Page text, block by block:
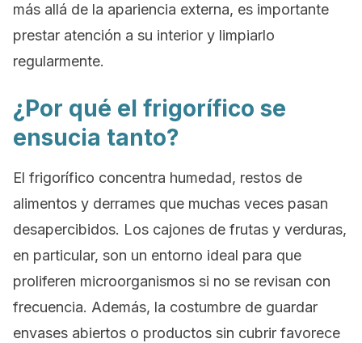
más allá de la apariencia externa, es importante
prestar atención a su interior y limpiarlo
regularmente.
¿Por qué el frigorífico se
ensucia tanto?
El frigorífico concentra humedad, restos de
alimentos y derrames que muchas veces pasan
desapercibidos. Los cajones de frutas y verduras,
en particular, son un entorno ideal para que
proliferen microorganismos si no se revisan con
frecuencia. Además, la costumbre de guardar
envases abiertos o productos sin cubrir favorece